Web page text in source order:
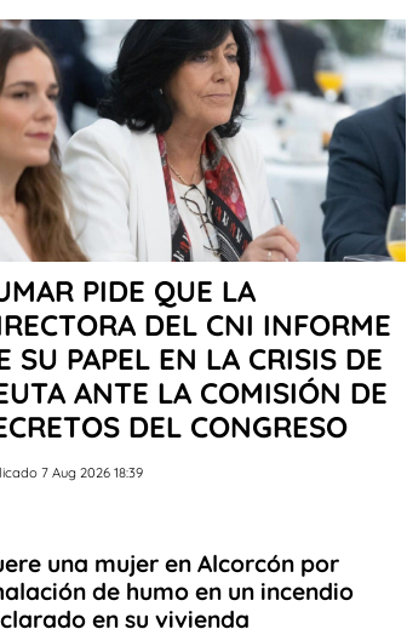
PIDE QUE LA
DEL CNI INFORME
SU PAPEL EN LA CRISIS DE
ANTE LA COMISIÓN DE
DEL CONGRESO
7 Aug 2026 18:39
una mujer en Alcorcón por
de humo en un incendio
en su vivienda